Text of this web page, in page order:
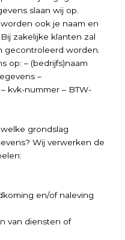
slaan wij op.
ook je naam en
zakelijke klanten zal
gecontroleerd worden.
op: – (bedrijfs)naam
–
kvk-nummer – BTW-
grondslag
Wij verwerken de
en/of naleving
van diensten of